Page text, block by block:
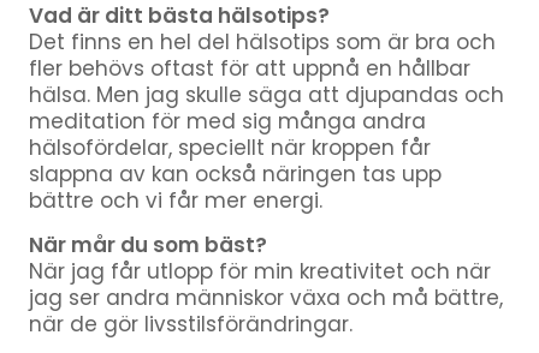
Vad är ditt bästa hälsotips?
Det finns en hel del hälsotips som är bra och
fler behövs oftast för att uppnå en hållbar
hälsa. Men jag skulle säga att djupandas och
meditation för med sig många andra
hälsofördelar, speciellt när kroppen får
slappna av kan också näringen tas upp
bättre och vi får mer energi.
När mår du som bäst?
När jag får utlopp för min kreativitet och när
jag ser andra människor växa och må bättre,
när de gör livsstilsförändringar.